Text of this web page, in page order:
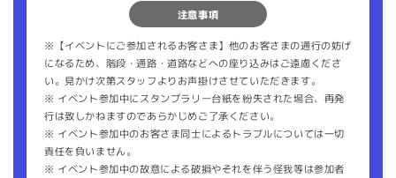
注意事項
※【イベントにご参加されるお客さま】他のお客さまの通行の妨げ
になるため、階段・通路・道路などへの座り込みはご遠慮くださ
い。見かけ次第スタッフよりお声掛けさせていただきます。
※ イベント参加中にスタンプラリー台紙を紛失された場合、再発
行は致しかねますのであらかじめご了承ください。
※ イベント参加中のお客さま同士によるトラブルについては一切
責任を負いません。
※ イベント参加中の故意による破損やそれを伴う怪我等は参加者